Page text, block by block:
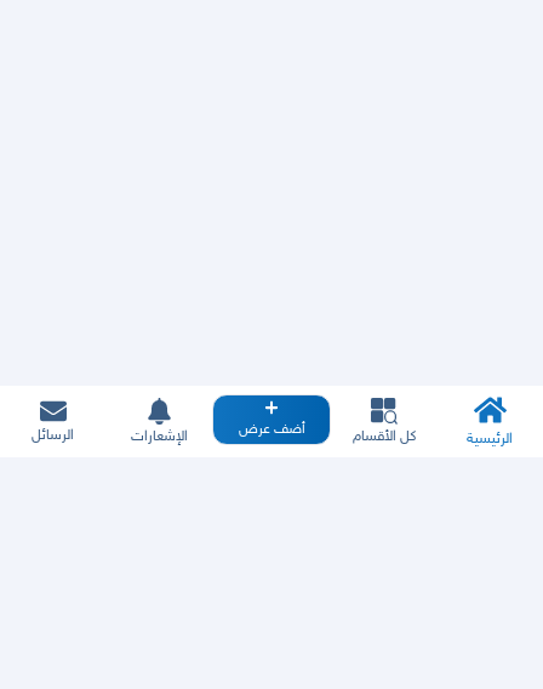
الرئيسية كل الأقسام أضف عرض الإشعارات الرسائل